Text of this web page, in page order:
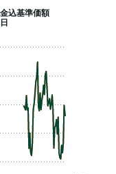
込基準価額